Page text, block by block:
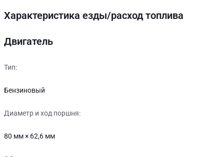
Характеристика езды/расход топлива
Двигатель
Тип:
Бензиновый
Диаметр и ход поршня:
80 мм × 62,6 мм